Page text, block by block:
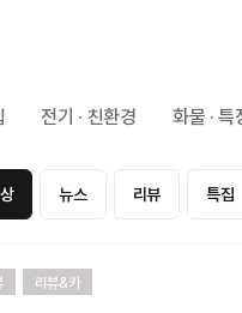
전기 · 친환경 화물 · 특
뉴스 리뷰 특집
리뷰&카